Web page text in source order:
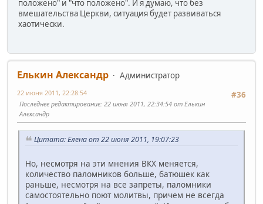
положено" и "что положено". И я думаю, что без
вмешательства Церкви, ситуация будет развиваться
хаотически.
Елькин Александр
Администратор
#36
22 июня 2011, 22:28:54
Последнее редактирование: 22 июня 2011, 22:34:54 от Елькин
Александр
Цитата: Елена от 22 июня 2011, 19:07:23
Но, несмотря на эти мнения ВКХ меняется,
количество паломников больше, батюшек как
раньше, несмотря на все запреты, паломники
самостоятельно поют молитвы, причем не всегда